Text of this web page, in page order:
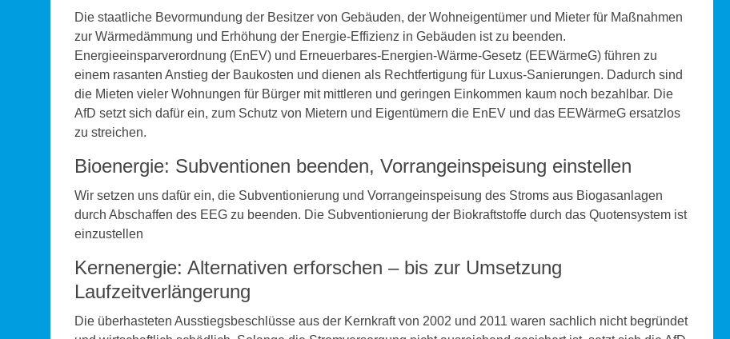
Die staatliche Bevormundung der Besitzer von Gebäuden, der Wohneigentümer und Mieter für Maßnahmen
zur Wärmedämmung und Erhöhung der Energie-Effizienz in Gebäuden ist zu beenden.
Energieeinsparverordnung (EnEV) und Erneuerbares-Energien-Wärme-Gesetz (EEWärmeG) führen zu
einem rasanten Anstieg der Baukosten und dienen als Rechtfertigung für Luxus-Sanierungen. Dadurch sind
die Mieten vieler Wohnungen für Bürger mit mittleren und geringen Einkommen kaum noch bezahlbar. Die
AfD setzt sich dafür ein, zum Schutz von Mietern und Eigentümern die EnEV und das EEWärmeG ersatzlos
zu streichen.
Bioenergie: Subventionen beenden, Vorrangeinspeisung einstellen
Wir setzen uns dafür ein, die Subventionierung und Vorrangeinspeisung des Stroms aus Biogasanlagen
durch Abschaffen des EEG zu beenden. Die Subventionierung der Biokraftstoffe durch das Quotensystem ist
einzustellen
Kernenergie: Alternativen erforschen – bis zur Umsetzung
Laufzeitverlängerung
Die überhasteten Ausstiegsbeschlüsse aus der Kernkraft von 2002 und 2011 waren sachlich nicht begründet